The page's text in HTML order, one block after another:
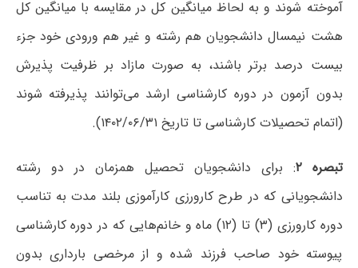
آموخته شوند و به لحاظ میانگین کل در مقایسه با میانگین کل
هشت نیمسال دانشجویان هم رشته و غیر هم ورودی خود جزء
بیست درصد برتر باشند، به صورت مازاد بر ظرفیت پذیرش
بدون آزمون در دوره کارشناسی ارشد می‌توانند پذیرفته شوند
(اتمام تحصیلات کارشناسی تا تاریخ ۱۴۰۲/۰۶/۳۱).
تبصره ۲ : برای دانشجویان تحصیل همزمان در دو رشته
دانشجویانی که در طرح کارورزی کارآموزی بلند مدت به تناسب
دوره کارورزی (۳) تا (۱۲) ماه و خانم‌هایی که در دوره کارشناسی
پیوسته خود صاحب فرزند شده و از مرخصی بارداری بدون